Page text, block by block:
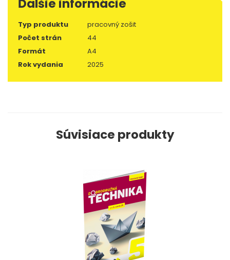
Ďalšie informácie
Typ produktu
pracovný zošit
Počet strán
44
Formát
A4
Rok vydania
2025
Súvisiace produkty